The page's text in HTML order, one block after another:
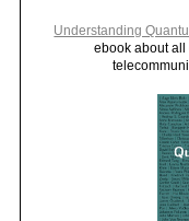
Understanding
ebook about all